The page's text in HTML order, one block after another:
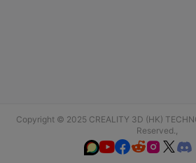
Copyright © 2025 CREALITY 3D (HK)
Reserved.,
  